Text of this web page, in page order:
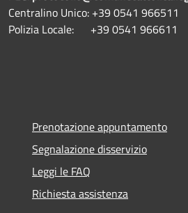
Centralino Unico: +39 0541 966511
Polizia Locale: +39 0541 966611
Prenotazione appuntamento
Segnalazione disservizio
Leggi le FAQ
Richiesta assistenza